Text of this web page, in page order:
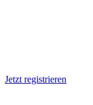
Jetzt registrieren